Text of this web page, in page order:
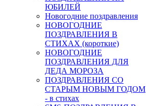
ЮБИЛЕЙ
Новогодние поздравления
НОВОГОДНИЕ
ПОЗДРАВЛЕНИЯ В
СТИХАХ (короткие)
НОВОГОДНИЕ
ПОЗДРАВЛЕНИЯ ДЛЯ
ДЕДА МОРОЗА
ПОЗДРАВЛЕНИЯ СО
СТАРЫМ НОВЫМ ГОДОМ
- в стихах